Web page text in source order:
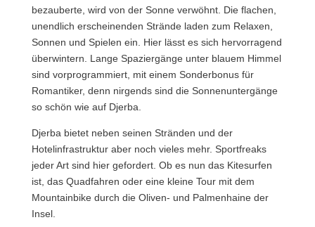
bezauberte, wird von der Sonne verwöhnt. Die flachen,
unendlich erscheinenden Strände laden zum Relaxen,
Sonnen und Spielen ein. Hier lässt es sich hervorragend
überwintern. Lange Spaziergänge unter blauem Himmel
sind vorprogrammiert, mit einem Sonderbonus für
Romantiker, denn nirgends sind die Sonnenuntergänge
so schön wie auf Djerba.
Djerba bietet neben seinen Stränden und der
Hotelinfrastruktur aber noch vieles mehr. Sportfreaks
jeder Art sind hier gefordert. Ob es nun das Kitesurfen
ist, das Quadfahren oder eine kleine Tour mit dem
Mountainbike durch die Oliven- und Palmenhaine der
Insel.